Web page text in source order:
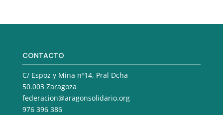
CONTACTO
C/ Espoz y Mina nº14, Pral Dcha
50.003 Zaragoza
federacion@aragonsolidario.org
976 396 386